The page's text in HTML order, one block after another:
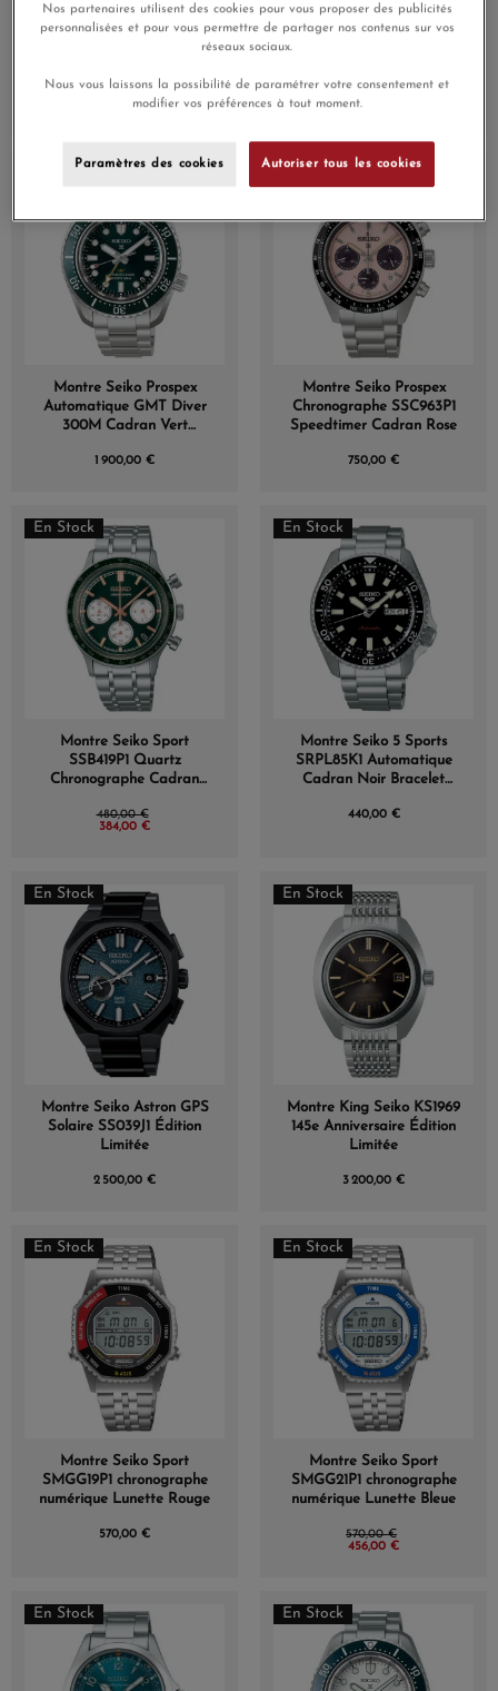
Montre King Seiko
SJE113J1 1969 Forest Green
3 200,00 €
2 720,00 €
Montre Seiko King Seiko
Blanc Argenté
3 400,00 €
Montre Seiko Prospex
Automatique GMT Diver
300M Cadran Vert
1 900,00 €
Montre Seiko Prospex
Chronographe SSC963P1
Speedtimer Cadran Rose
750,00 €
En Stock
Montre Seiko Sport
SSB419P1 Quartz
Chronographe Cadran
480,00 €
384,00 €
En Stock
Montre Seiko 5 Sports
SRPL85K1 Automatique
Cadran Noir Bracelet
440,00 €
En Stock
Montre Seiko Astron GPS
Solaire SS039J1 Édition
Limitée
2 500,00 €
En Stock
Montre King Seiko KS1969
145e Anniversaire Édition
Limitée
3 200,00 €
En Stock
Montre Seiko Sport
SMGG19P1 chronographe
numérique Lunette Rouge
570,00 €
En Stock
Montre Seiko Sport
SMGG21P1 chronographe
numérique Lunette Bleue
570,00 €
456,00 €
En Stock En Stock
Nos partenaires utilisent des cookies pour vous proposer des publicités
personnalisées et pour vous permettre de partager nos contenus sur vos
réseaux sociaux.
Nous vous laissons la possibilité de paramétrer votre consentement et
modifier vos préférences à tout moment.
Paramètres des cookies Autoriser tous les cookies